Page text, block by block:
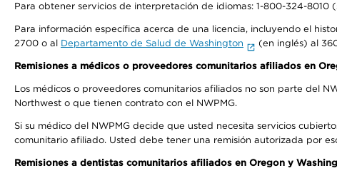
Para obtener servicios de interpretación de idiomas: 1-800-324-8010
Para información específica acerca de una licencia, incluyendo el
2700 o al Departamento de Salud de Washington (en inglés) al
Remisiones a médicos o proveedores comunitarios afiliados en
Los médicos o proveedores comunitarios afiliados no son parte del
Northwest o que tienen contrato con el NWPMG.
Si su médico del NWPMG decide que usted necesita servicios
comunitario afiliado. Usted debe tener una remisión autorizada por
Remisiones a dentistas comunitarios afiliados en Oregon y